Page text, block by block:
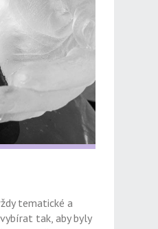
tematické a
tak, aby byly